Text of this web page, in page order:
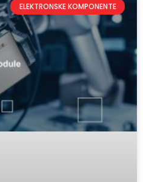
ELEKTRONSKE KOMPONENTE